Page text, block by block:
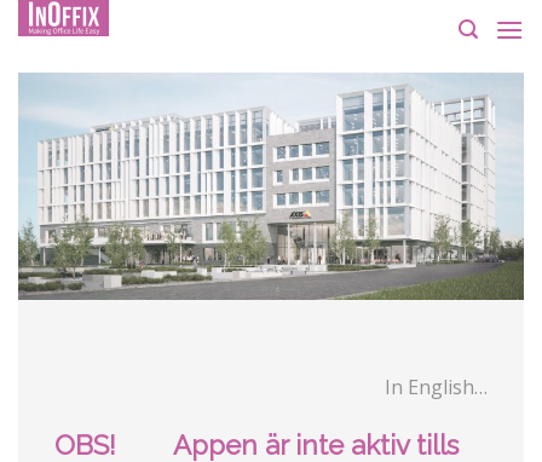
Skip
to
content
In English…
OBS! Appen är inte aktiv tills